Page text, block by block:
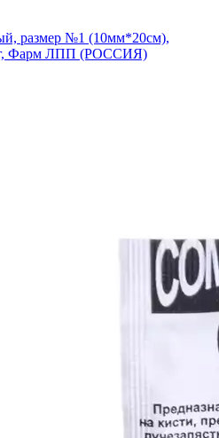
размер №1 (10мм*20см),
Фарм ЛПП (РОССИЯ)